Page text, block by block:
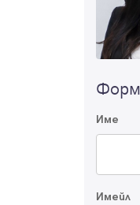
Име
Имейл